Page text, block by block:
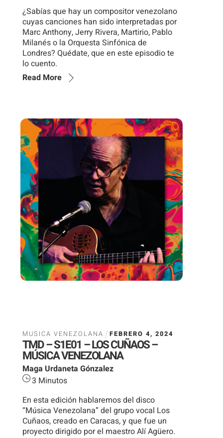
¿Sabías que hay un compositor venezolano
cuyas canciones han sido interpretadas por
Marc Anthony, Jerry Rivera, Martirio, Pablo
Milanés o la Orquesta Sinfónica de
Londres? Quédate, que en este episodio te
lo cuento.
Read More
MUSICA VENEZOLANA FEBRERO 4,2024
TMD – S1E01 – LOS CUÑAOS –
MÚSICA VENEZOLANA
Maga Urdaneta Gónzalez
3 Minutos
En esta edición hablaremos del disco
“Música Venezolana” del grupo vocal Los
Cuñaos, creado en Caracas, y que fue un
proyecto dirigido por el maestro Alí Agüero.